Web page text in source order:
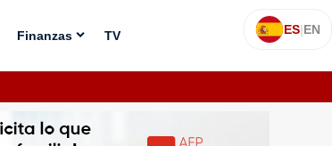
Finanzas TV ES|EN